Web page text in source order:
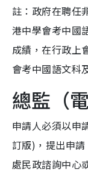
註：政府在聘任
港中學會考中國
成績，在行政上
會考中國語文科
總監（
申請人必須以申
訂版)，提出申
處民政諮詢中心